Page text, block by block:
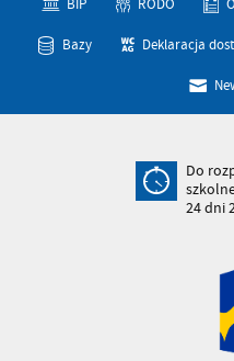
BIP RODO
Bazy Deklaracja
Do
24dni